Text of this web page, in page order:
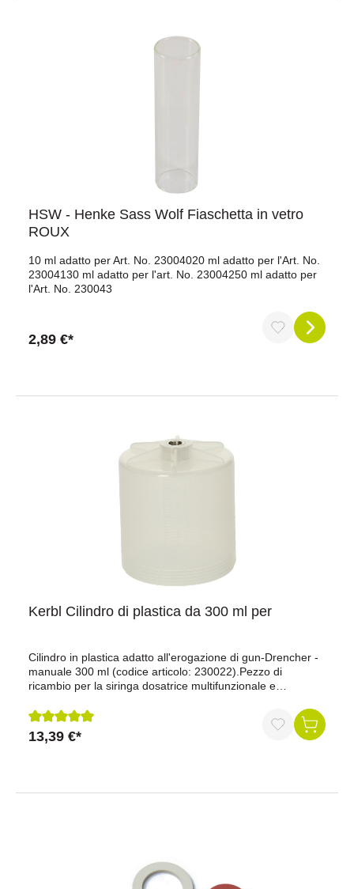
HSW - Henke Sass Wolf Fiaschetta in vetro
ROUX
10 ml adatto per Art. No. 23004020 ml adatto per l'Art. No.
23004130 ml adatto per l'art. No. 23004250 ml adatto per
l'Art. No. 230043
2,89 €*
Kerbl Cilindro di plastica da 300 ml per
Cilindro in plastica adatto all'erogazione di gun-Drencher -
manuale 300 ml (codice articolo: 230022).Pezzo di
ricambio per la siringa dosatrice multifunzionale e
lanciareboli di glicole propilenico ecc.
Recensione media di 5 su 5 stelle
13,39 €*